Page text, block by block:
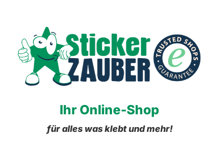
Ihr Online-Shop
für alles was klebt und mehr!